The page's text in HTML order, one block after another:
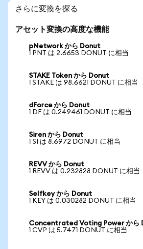
さらに変換を探る
アセット変換の高度な機能
pNetwork から Donut
1 PNT は 2.6653 DONUT に相当
STAKE Token から Donut
1 STAKE は 98.6621 DONUT に相当
dForce から Donut
1 DF は 0.249461 DONUT に相当
Siren から Donut
1 SI は 8.6972 DONUT に相当
REVV から Donut
1 REVV は 0.232828 DONUT に相当
Selfkey から Donut
1 KEY は 0.030282 DONUT に相当
Concentrated Voting Power から
1 CVP は 5.7471 DONUT に相当